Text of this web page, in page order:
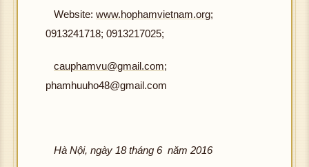
Website:www.hophamvietnam.org;
0913241718; 0913217025;
cauphamvu@gmail.com;
phamhuuho48@gmail.com
Hà Nội, ngày 18 tháng 6 năm 2016